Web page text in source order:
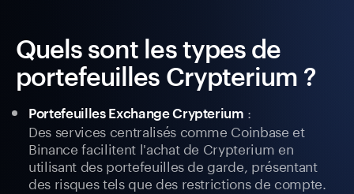
Quels sont les types de
portefeuilles Crypterium ?
Portefeuilles Exchange Crypterium :
Des services centralisés comme Coinbase et
Binance facilitent l'achat de Crypterium en
utilisant des portefeuilles de garde, présentant
des risques tels que des restrictions de compte.